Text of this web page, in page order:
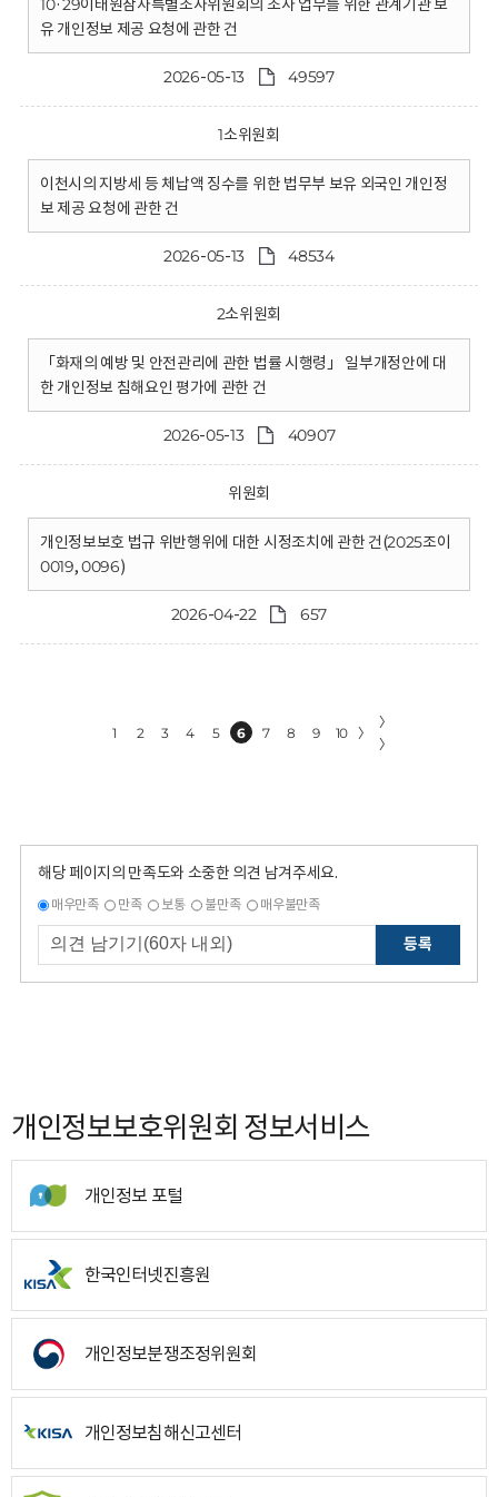
10·29이태원참사특별조사위원회의 조사 업무를 위한 관계기관 보
유 개인정보 제공 요청에 관한 건
2026-05-13 49597
1소위원회
이천시의 지방세 등 체납액 징수를 위한 법무부 보유 외국인 개인정
보 제공 요청에 관한 건
2026-05-13 48534
2소위원회
「화재의 예방 및 안전관리에 관한 법률 시행령」 일부개정안에 대
한 개인정보 침해요인 평가에 관한 건
2026-05-13 40907
위원회
개인정보보호 법규 위반행위에 대한 시정조치에 관한 건(2025조이
0019, 0096)
2026-04-22 657
1 2 3 4 5 6 7 8 9 10 〉
〉
〉
해당 페이지의 만족도와 소중한 의견 남겨주세요.
매우만족 만족 보통 불만족 매우불만족
등록
개인정보보호위원회 정보서비스
개인정보 포털
한국인터넷진흥원
개인정보분쟁조정위원회
개인정보침해신고센터